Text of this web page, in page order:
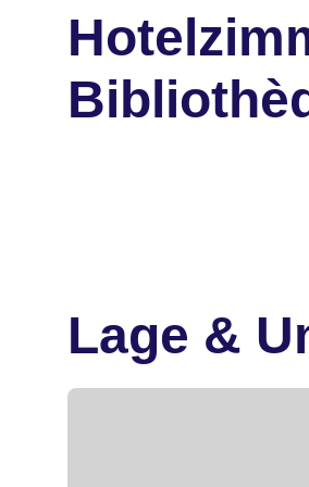
Lage &